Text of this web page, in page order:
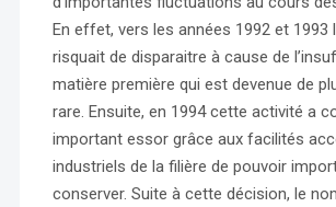
En effet, vers les années 1992 et 1993
risquait de disparaitre à cause de
matière première qui est devenue de
rare. Ensuite, en 1994 cette activité a
important essor grâce aux facilités
industriels de la filière de pouvoir
conserver. Suite à cette décision, le